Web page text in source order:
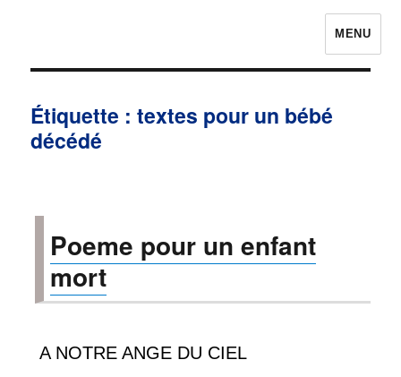
MENU
Étiquette :textes pour un bébé
décédé
Poeme pour un enfant
mort
A NOTRE ANGE DU CIEL